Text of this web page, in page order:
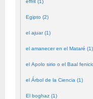
effrit (1)
Egipto (2)
el ajuar (1)
el amanecer en el Mataré (1)
el Apolo sirio o el Baal
el Árbol de la Ciencia (1)
El boghaz (1)